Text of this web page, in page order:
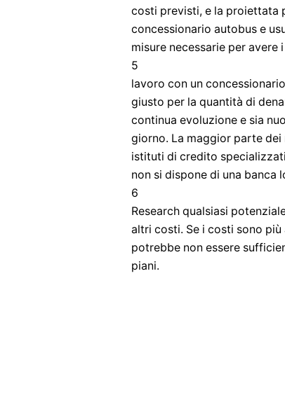
costi previsti, e la proiettata
concessionario autobus e
misure necessarie per
5
lavoro con un
giusto per la quantità di
continua evoluzione e sia
giorno. La maggior parte
istituti di credito
non si dispone di una banca
6
Research qualsiasi
altri costi. Se i costi sono
potrebbe non essere
piani.